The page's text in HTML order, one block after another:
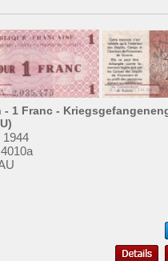
- 1 Franc -
1944